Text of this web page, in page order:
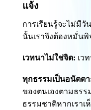
แจ้ง
การเรียนรู้จะไม่มีวั
นั้นเราจึงต้องหมั่น
เวทนาไม่ใช่จิต: เว
ทุกธรรมเป็นอนัตตา
ของตนเองตามธร
ธรรมชาติหากเราเ